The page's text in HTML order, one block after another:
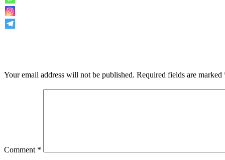
Your email address will not be published. Required fields are marked
Comment *